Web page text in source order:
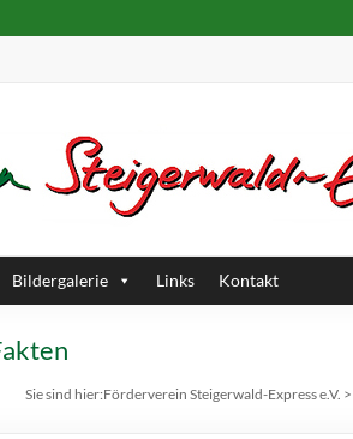
Bildergalerie Links Kontakt
Sie sind hier:Förderverein Steigerwald-Express e.V. >